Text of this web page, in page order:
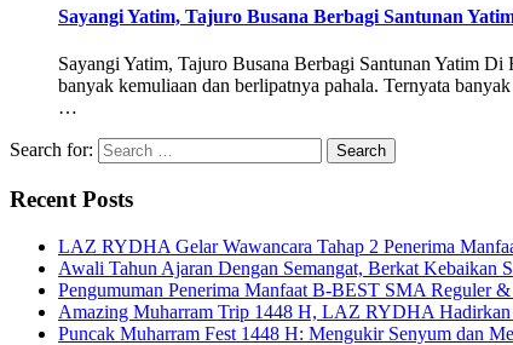
Sayangi Yatim, Tajuro Busana Berbagi Santunan
Sayangi Yatim, Tajuro Busana Berbagi Santunan Yatim
banyak kemuliaan dan berlipatnya pahala. Ternyata
…
Search for:
Recent Posts
LAZ RYDHA Gelar Wawancara Tahap 2 Penerima
Awali Tahun Ajaran Dengan Semangat, Berkat Kebaikan
Pengumuman Penerima Manfaat B-BEST SMA Reguler
Amazing Muharram Trip 1448 H, LAZ RYDHA
Puncak Muharram Fest 1448 H: Mengukir Senyum dan